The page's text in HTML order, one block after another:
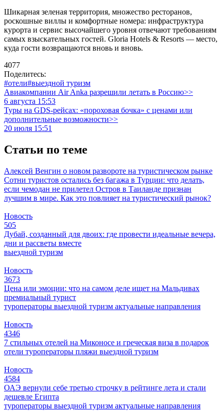
Шикарная зеленая территория, множество ресторанов,
роскошные виллы и комфортные номера: инфраструктура
курорта и сервис высочайшего уровня отвечают требованиям
самых взыскательных гостей. Gloria Hotels & Resorts — место,
куда гости возвращаются вновь и вновь.
4077
Поделитесь:
#отели#выездной туризм
Авиакомпании Air Anka разрешили летать в Россию>>
6 августа 15:53
Туры на GDS-рейсах: «пороховая бочка» с ценами или
дополнительные возможности>>
20 июля 15:51
Статьи по теме
Алексей Венгин о новом развороте на туристическом рынке
Сотни туристов остались без багажа в Турции: что делать,
если чемодан не прилетел Остров в Таиланде признан
лучшим в мире. Как это повлияет на туристический рынок?
Новость
505
Дубай, созданный для двоих: где провести идеальные вечера,
дни и рассветы вместе
выездной туризм
Новость
3673
Цена или эмоции: что на самом деле ищет на Мальдивах
премиальный турист
туроператоры выездной туризм актуальные направления
Новость
4346
7 стильных отелей на Миконосе и греческая виза в подарок
отели туроператоры пляжи выездной туризм
Новость
4584
ОАЭ вернули себе третью строчку в рейтинге лета и стали
дешевле Египта
туроператоры выездной туризм актуальные направления